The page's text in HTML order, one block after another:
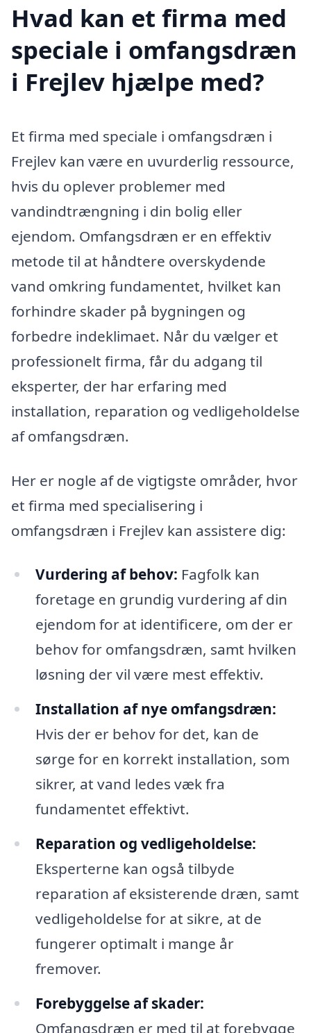
Hvad kan et firma med
speciale i omfangsdræn
i Frejlev hjælpe med?
Et firma med speciale i omfangsdræn i
Frejlev kan være en uvurderlig ressource,
hvis du oplever problemer med
vandindtrængning i din bolig eller
ejendom. Omfangsdræn er en effektiv
metode til at håndtere overskydende
vand omkring fundamentet, hvilket kan
forhindre skader på bygningen og
forbedre indeklimaet. Når du vælger et
professionelt firma, får du adgang til
eksperter, der har erfaring med
installation, reparation og vedligeholdelse
af omfangsdræn.
Her er nogle af de vigtigste områder, hvor
et firma med specialisering i
omfangsdræn i Frejlev kan assistere dig:
Vurdering af behov: Fagfolk kan
foretage en grundig vurdering af din
ejendom for at identificere, om der er
behov for omfangsdræn, samt hvilken
løsning der vil være mest effektiv.
Installation af nye omfangsdræn:
Hvis der er behov for det, kan de
sørge for en korrekt installation, som
sikrer, at vand ledes væk fra
fundamentet effektivt.
Reparation og vedligeholdelse:
Eksperterne kan også tilbyde
reparation af eksisterende dræn, samt
vedligeholdelse for at sikre, at de
fungerer optimalt i mange år
fremover.
Forebyggelse af skader:
Omfangsdræn er med til at forebygge